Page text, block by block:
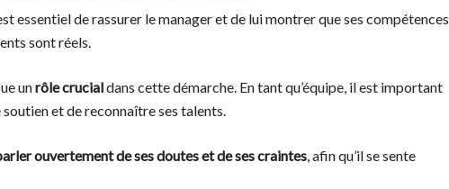
essentiel de rassurer le manager et de lui montrer que ses compétences
sont réels.
unrôle crucialdans cette démarche. En tant qu’équipe, il est important
et de reconnaître ses talents.
ouvertement de ses doutes et de ses craintes , afin qu’il se sente